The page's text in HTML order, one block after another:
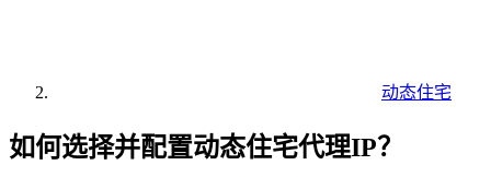
动态住宅
如何选择并配置动态住宅代理IP？